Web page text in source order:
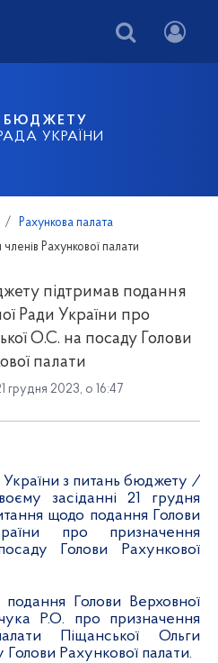
БЮДЖЕТУ
УКРАЇНИ
Рахункова палата
Рахункової палати
підтримав подання
Ради України про
О.С. на посаду Голови
палати
грудня 2023, о 16:47
України з питань бюджету /
засіданні 21
грудня
щодо подання Голови
про призначення
Голови Рахункової
Голови Верховної
Р.О. про призначення
Піщанської Ольги
Голови Рахункової палати.